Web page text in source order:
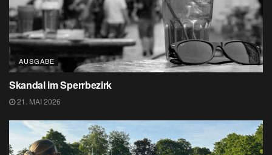
AUSGABE
Skandal im Sperrbezirk
21. MAI 2026